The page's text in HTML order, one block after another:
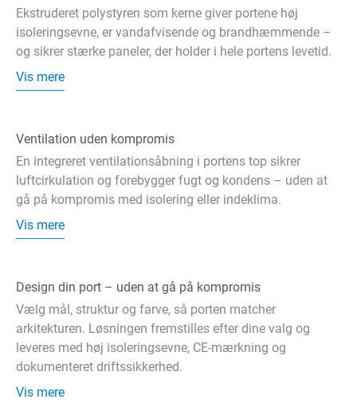
Ekstruderet polystyren som kerne giver portene høj
isoleringsevne, er vandafvisende og brandhæmmende –
og sikrer stærke paneler, der holder i hele portens levetid.
Vis mere
Ventilation uden kompromis
En integreret ventilationsåbning i portens top sikrer
luftcirkulation og forebygger fugt og kondens – uden at
gå på kompromis med isolering eller indeklima.
Vis mere
Design din port – uden at gå på kompromis
Vælg mål, struktur og farve, så porten matcher
arkitekturen. Løsningen fremstilles efter dine valg og
leveres med høj isoleringsevne, CE-mærkning og
dokumenteret driftssikkerhed.
Vis mere